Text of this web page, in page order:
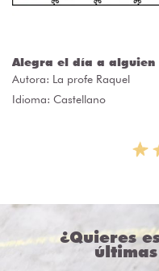
Alegra el día a alguien
Autora: La profe Raquel
Idioma: Castellano
¿Quieres